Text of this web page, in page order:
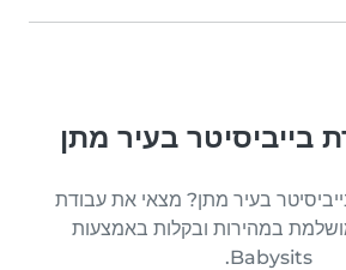
בייביסיטר בעיר מתן
בעיר מתן? מצאי את עבודת
במהירות ובקלות באמצעות
Babysits.